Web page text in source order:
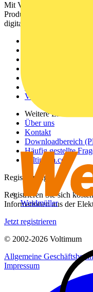
Weidmüller
Mit Voltimum erhalten
Produktinformationen,
digitalen Plattform und
Voltimum+
Weitere Links
Über uns
Kontakt
Downloadbereich
Häufig gestellte
voltimum.com
Registrierung
Registrieren Sie sich
Informationen aus der
Jetzt registrieren
© 2002-2026 Voltimum
Allgemeine
Impressum